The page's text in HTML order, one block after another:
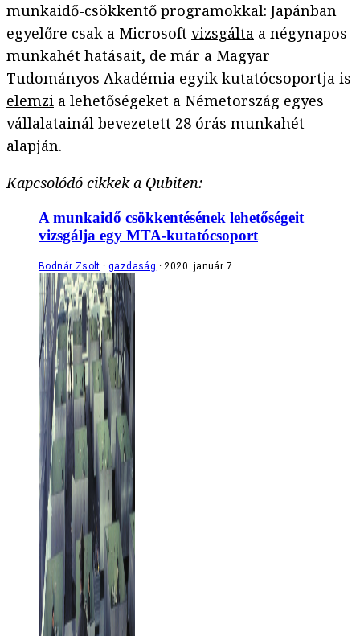
munkaidő-csökkentő programokkal: Japánban
egyelőre csak a Microsoft vizsgálta a négynapos
munkahét hatásait, de már a Magyar
Tudományos Akadémia egyik kutatócsoportja is
elemzi a lehetőségeket a Németország egyes
vállalatainál bevezetett 28 órás munkahét
alapján.
Kapcsolódó cikkek a Qubiten:
A munkaidő csökkentésének lehetőségeit
vizsgálja egy MTA-kutatócsoport
Bodnár Zsolt gazdaság 2020. január 7.